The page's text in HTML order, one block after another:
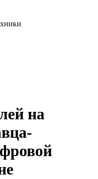
на